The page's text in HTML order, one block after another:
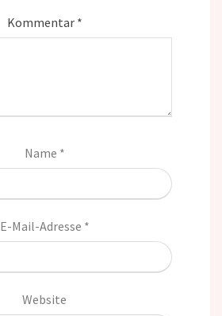
Kommentar *
Name *
E-Mail-Adresse *
Website